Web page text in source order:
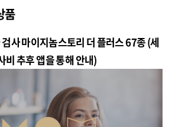
품
사 마이지놈스토리 더 플러스 67종 (세
추후 앱을 통해 안내)